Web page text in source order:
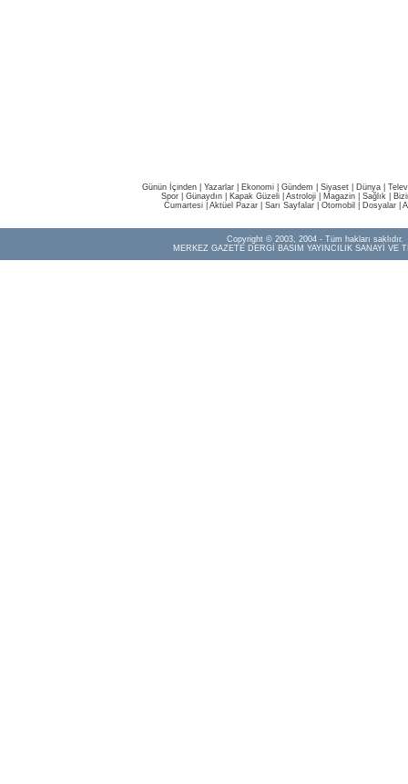
Günün İçinden Yazarlar Ekonomi Gündem Siyaset Dünya |
Spor
Günaydın Kapak Güzeli Astroloji Magazin Sağlık
Cumartesi| Aktüel Pazar| Sarı Sayfalar| Otomobil Dosyalar|
Copyright © 2003, 2004 - Tüm hakları saklıdır.
MERKEZ GAZETE DERGİ BASIM YAYINCILIK SANAYİ VE